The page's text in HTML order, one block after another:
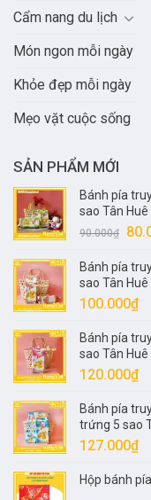
Cẩm nang du lịch
Món ngon mỗi ngày
Khỏe đẹp mỗi ngày
Mẹo vặt cuộc sống
SẢN PHẨM MỚI
Bánh pía
sao Tân
90.000₫
Giá
là:
Bánh pía
sao Tân
100.000₫
Bánh pía
sao Tân
120.000₫
Bánh pía
trứng 5 sao
127.000₫
Hộp bánh